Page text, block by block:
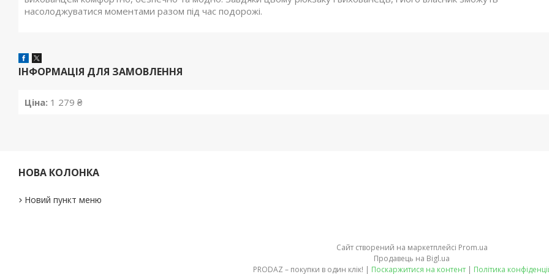
насолоджуватися моментами разом під час подорожі.
ІНФОРМАЦІЯ ДЛЯ ЗАМОВЛЕННЯ
Ціна: 1 279 ₴
НОВА КОЛОНКА
Новий пункт меню
Сайт створений на маркетплейсі Prom.ua
Продавець на Bigl.ua
PRODAZ – покупки в один клік! | Поскаржитися на контент | Політика